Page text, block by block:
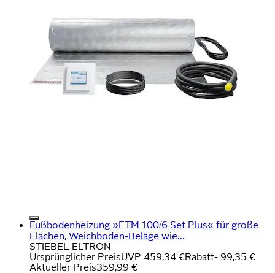
Fußbodenheizung »FTM 100/6 Set Plus« für große
Flächen, Weichboden-Beläge wie...
STIEBEL ELTRON
Ursprünglicher PreisUVP 459,34 €Rabatt- 99,35 €
Aktueller Preis359,99 €